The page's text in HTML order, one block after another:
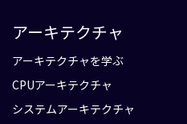
アーキテクチャ
アーキテクチャを学ぶ
CPUアーキテクチャ
システムアーキテクチャ